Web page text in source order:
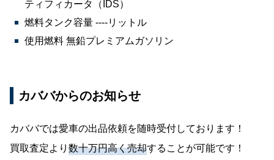
ティフィカータ（IDS）
燃料タンク容量 ----リットル
使用燃料 無鉛プレミアムガソリン
カババからのお知らせ
カババでは愛車の出品依頼を随時受付しております！
買取査定より 数十万円高く売却することが可能です！